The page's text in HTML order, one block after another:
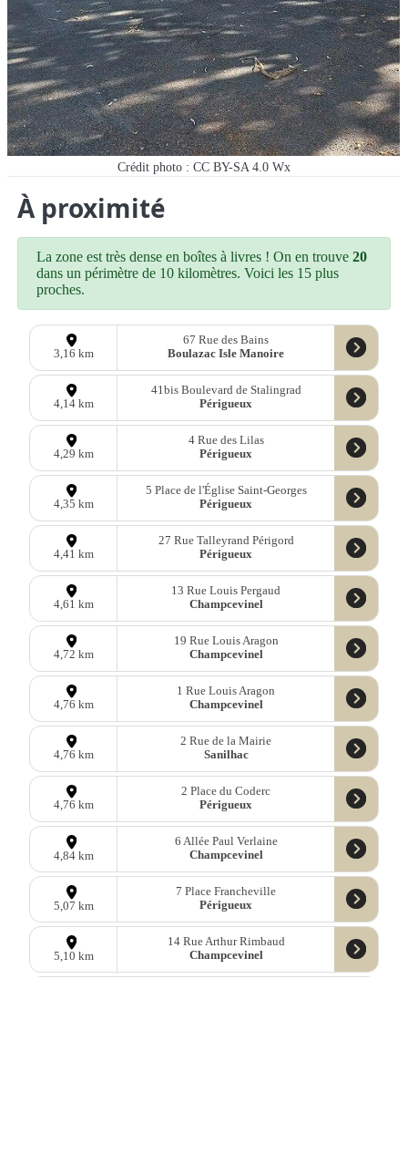
Crédit photo : CC BY-SA 4.0 Wx
À proximité
La zone est très dense en boîtes à livres ! On en trouve20
dans un périmètre de 10 kilomètres. Voici les 15 plus
proches.
3,16 km
67 Rue des Bains
Boulazac Isle Manoire
4,14 km
41bis Boulevard de Stalingrad
Périgueux
4,29 km
4 Rue des Lilas
Périgueux
4,35 km
5 Place de l'Église Saint-Georges
Périgueux
4,41 km
27 Rue Talleyrand Périgord
Périgueux
4,61 km
13 Rue Louis Pergaud
Champcevinel
4,72 km
19 Rue Louis Aragon
Champcevinel
4,76 km
1 Rue Louis Aragon
Champcevinel
4,76 km
2 Rue de la Mairie
Sanilhac
4,76 km
2 Place du Coderc
Périgueux
4,84 km
6 Allée Paul Verlaine
Champcevinel
5,07 km
7 Place Francheville
Périgueux
5,10 km
14 Rue Arthur Rimbaud
Champcevinel